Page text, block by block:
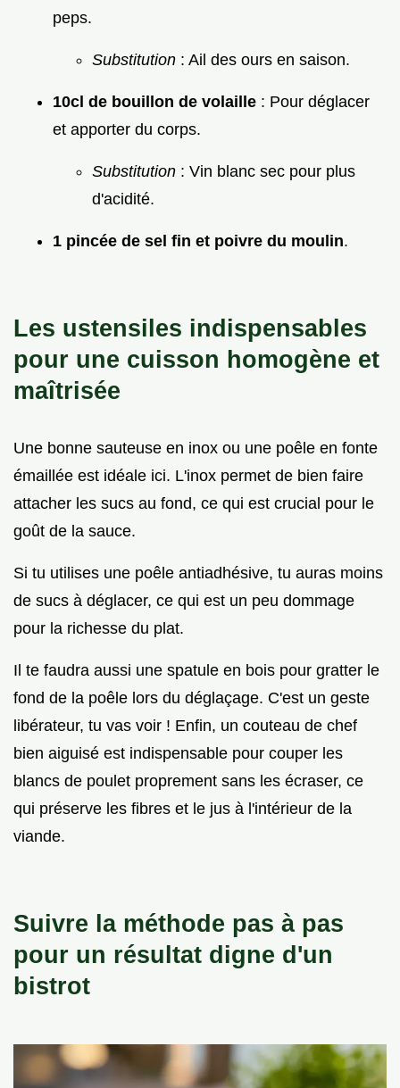
peps.
Substitution : Ail des ours en saison.
10cl de bouillon de volaille : Pour déglacer
et apporter du corps.
Substitution : Vin blanc sec pour plus
d'acidité.
1 pincée de sel fin et poivre du moulin.
Les ustensiles indispensables
pour une cuisson homogène et
maîtrisée
Une bonne sauteuse en inox ou une poêle en fonte
émaillée est idéale ici. L'inox permet de bien faire
attacher les sucs au fond, ce qui est crucial pour le
goût de la sauce.
Si tu utilises une poêle antiadhésive, tu auras moins
de sucs à déglacer, ce qui est un peu dommage
pour la richesse du plat.
Il te faudra aussi une spatule en bois pour gratter le
fond de la poêle lors du déglaçage. C'est un geste
libérateur, tu vas voir ! Enfin, un couteau de chef
bien aiguisé est indispensable pour couper les
blancs de poulet proprement sans les écraser, ce
qui préserve les fibres et le jus à l'intérieur de la
viande.
Suivre la méthode pas à pas
pour un résultat digne d'un
bistrot